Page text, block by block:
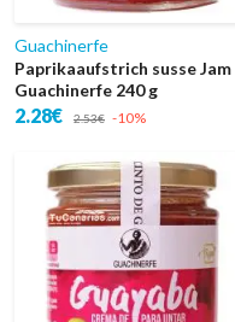
Guachinerfe
Paprikaaufstrich susse Jam
Guachinerfe 240 g
2.28€ 2.53€ -10%